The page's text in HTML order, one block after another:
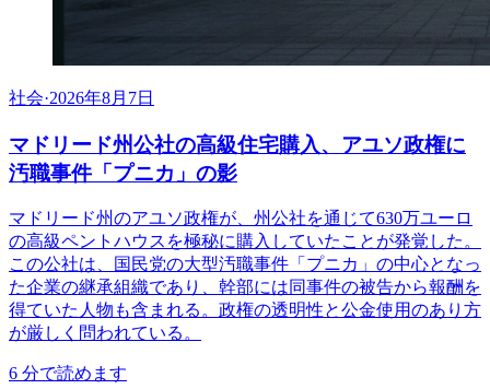
社会·2026年8月7日
マドリード州公社の高級住宅購入、アユソ政権に
汚職事件「プニカ」の影
マドリード州のアユソ政権が、州公社を通じて630万ユーロ
の高級ペントハウスを極秘に購入していたことが発覚した。
この公社は、国民党の大型汚職事件「プニカ」の中心となっ
た企業の継承組織であり、幹部には同事件の被告から報酬を
得ていた人物も含まれる。政権の透明性と公金使用のあり方
が厳しく問われている。
6 分で読めます